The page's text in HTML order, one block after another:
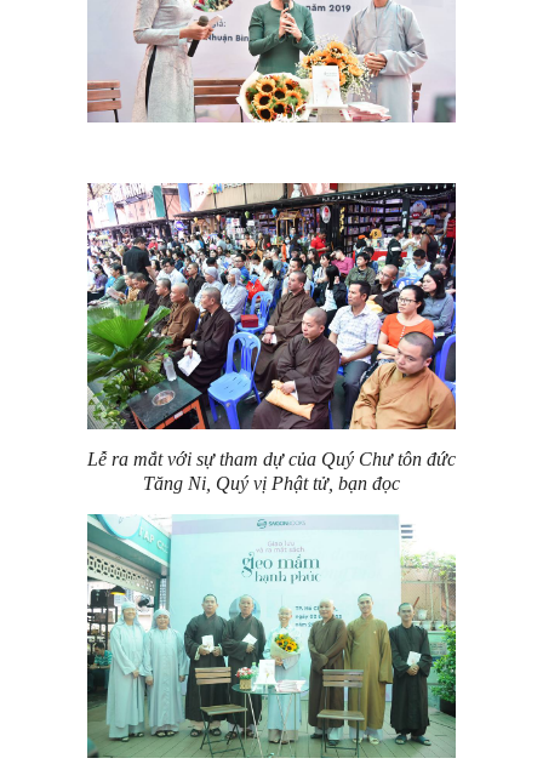
Lễ ra mắt với sự tham dự của Quý Chư tôn đức
Tăng Ni, Quý vị Phật tử, bạn đọc